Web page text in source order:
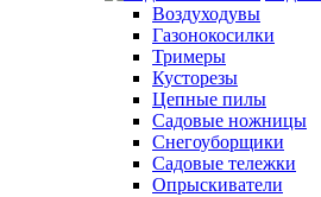
Воздуходувы
Газонокосилки
Тримеры
Кусторезы
Цепные пилы
Садовые ножницы
Снегоуборщики
Садовые тележки
Опрыскиватели